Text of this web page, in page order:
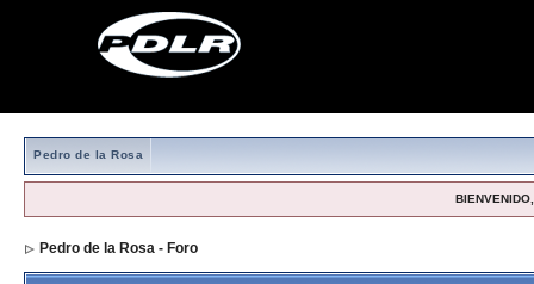
Pedro de la Rosa
Pedro de la Rosa - Foro